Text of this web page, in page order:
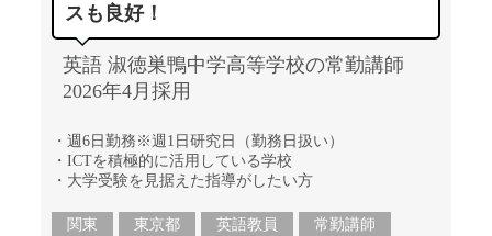
スも良好！
英語 淑徳巣鴨中学高等学校の常勤講師
2026年4月採用
・週6日勤務※週1日研究日（勤務日扱い）
・ICTを積極的に活用している学校
・大学受験を見据えた指導がしたい方
関東 東京都 英語教員
常勤講師